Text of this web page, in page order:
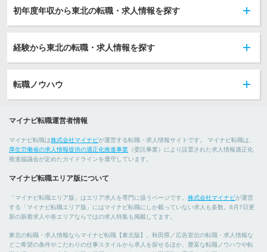
初年度年収から東北の転職・求人情報を探す
経験から東北の転職・求人情報を探す
転職ノウハウ
マイナビ転職運営者情報
マイナビ転職は株式会社マイナビが運営する転職・求人情報サイトです。 マイナビ転職は、
厚生労働省の求人情報提供の適正化推進事業 （委託事業）により設置された求人情報適正化
推進協議会が定めたガイドラインを遵守しています。
マイナビ転職エリア版について
「マイナビ転職エリア版」はエリア求人を専門に扱うページです。 株式会社マイナビが運営
する「マイナビ転職エリア版」にはマイナビ転職にしか載っていない求人も多数。8月7日更
新の新着求人や各エリアならではの求人特集も掲載してます。
東北の転職・求人情報ならマイナビ転職【東北版】。秋田県／広告宣伝の転職・求人情報な
どご希望の条件やこだわりの仕事スタイルから求人を探せるほか、豊富な転職ノウハウや転